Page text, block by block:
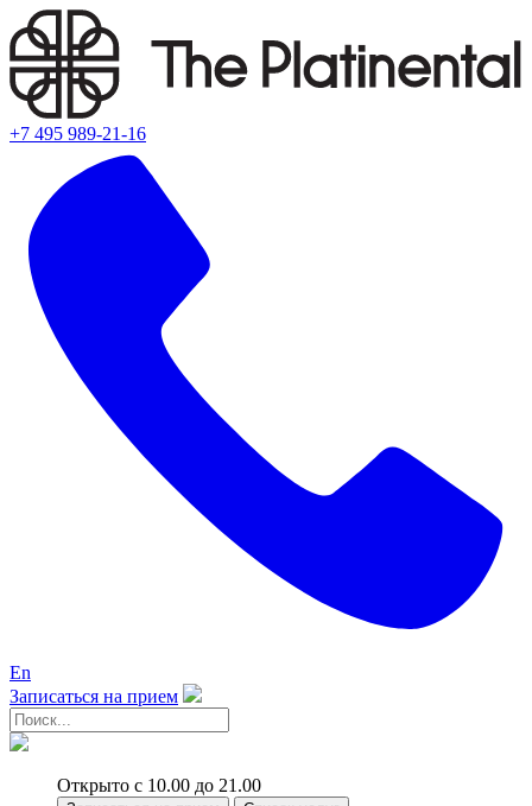
+7 495 989-21-16
En
Записаться на прием
Открыто с 10.00 до 21.00